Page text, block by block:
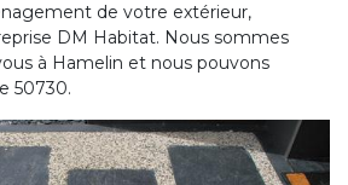
de votre extérieur,
DM Habitat. Nous sommes
à Hamelin et nous pouvons
50730.